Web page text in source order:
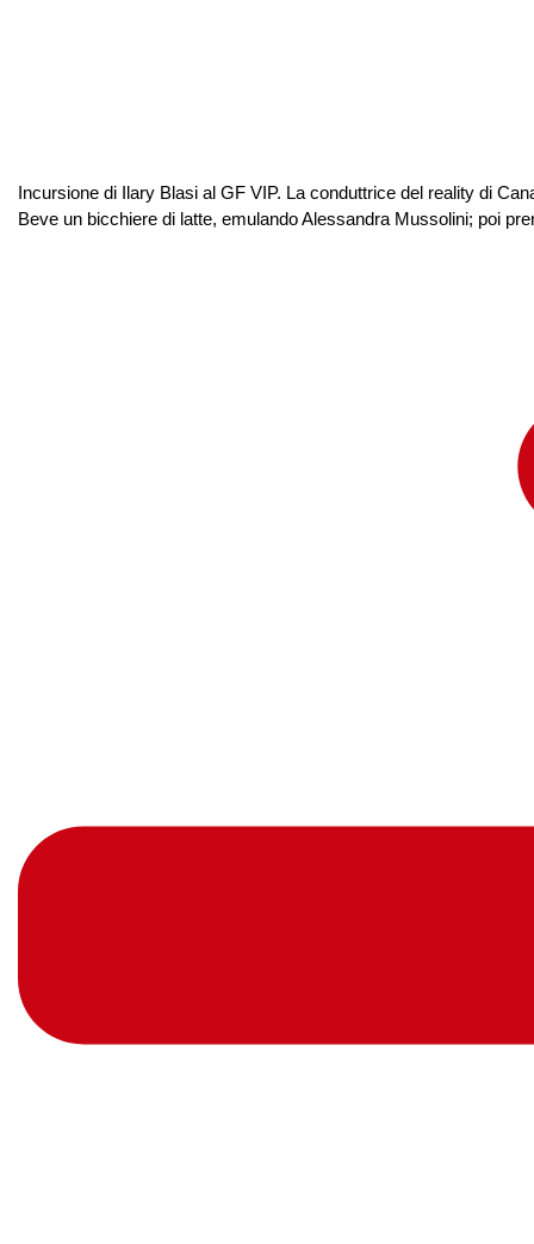
Incursione di Ilary Blasi al GF VIP. La conduttrice del reality di
Beve un bicchiere di latte, emulando Alessandra Mussolini; poi